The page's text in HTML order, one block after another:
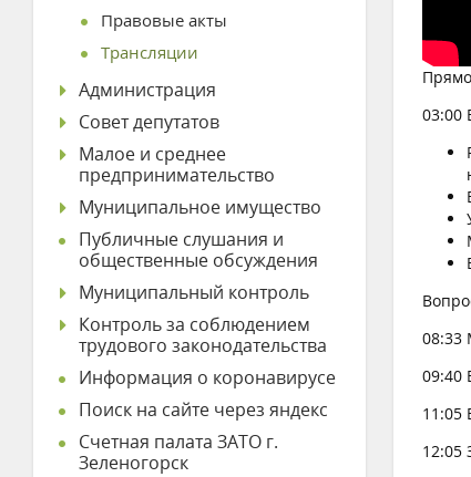
03:00
08:33
09:40
11:05
12:05
Правовые акты
Трансляции
Администрация
Совет депутатов
Малое и среднее
предпринимательство
Муниципальное имущество
Публичные слушания и
общественные обсуждения
Муниципальный контроль
Контроль за соблюдением
трудового законодательства
Информация о коронавирусе
Поиск на сайте через яндекс
Счетная палата ЗАТО г.
Зеленогорск